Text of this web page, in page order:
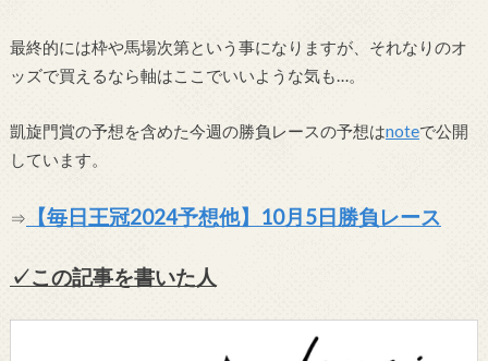
最終的には枠や馬場次第という事になりますが、それなりのオ
ッズで買えるなら軸はここでいいような気も…。
凱旋門賞の予想を含めた今週の勝負レースの予想はnoteで公開
しています。
⇒ 【毎日王冠2024予想他】10月5日勝負レース
✓この記事を書いた人